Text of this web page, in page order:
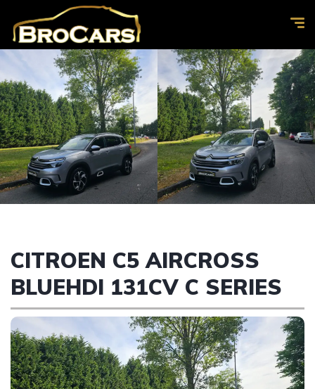
CITROEN C5 AIRCROSS
BLUEHDI 131CV C SERIES